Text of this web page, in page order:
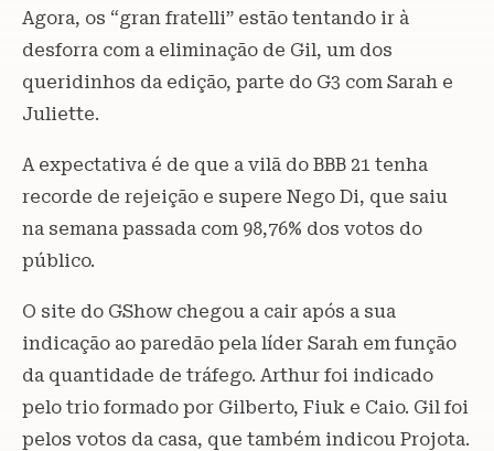
Agora, os “gran fratelli” estão tentando ir à
desforra com a eliminação de Gil, um dos
queridinhos da edição, parte do G3 com Sarah e
Juliette.
A expectativa é de que a vilã do BBB 21 tenha
recorde de rejeição e supere Nego Di, que saiu
na semana passada com 98,76% dos votos do
público.
O site do GShow chegou a cair após a sua
indicação ao paredão pela líder Sarah em função
da quantidade de tráfego. Arthur foi indicado
pelo trio formado por Gilberto, Fiuk e Caio. Gil foi
pelos votos da casa, que também indicou Projota.